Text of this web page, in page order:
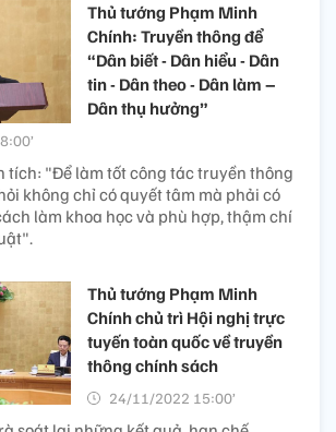
Thủ tướng Phạm Minh
Chính: Truyền thông để
“Dân biết - Dân hiểu - Dân
tin - Dân theo - Dân làm –
Dân thụ hưởng”
tích: "Để làm tốt công tác truyền thông
không chỉ có quyết tâm mà phải có
làm khoa học và phù hợp, thậm chí
Thủ tướng Phạm Minh
Chính chủ trì Hội nghị trực
tuyến toàn quốc về truyền
thông chính sách
24/11/2022 15:00’